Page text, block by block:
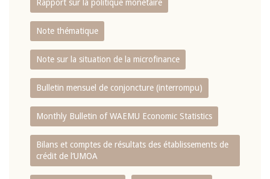
Rapport sur la politique monétaire
Note thématique
Note sur la situation de la microfinance
Bulletin mensuel de conjoncture (interrompu)
Monthly Bulletin of WAEMU Economic Statistics
Bilans et comptes de résultats des établissements de
crédit de l‘UMOA